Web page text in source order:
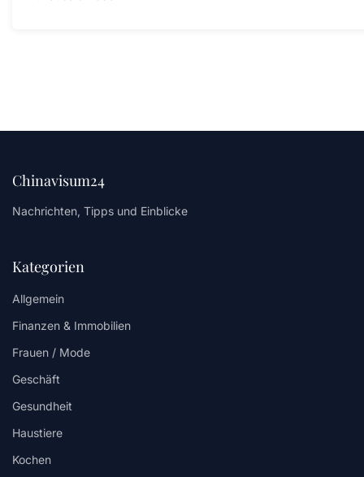
Chinavisum24
Nachrichten, Tipps und Einblicke
Kategorien
Allgemein
Finanzen & Immobilien
Frauen / Mode
Geschäft
Gesundheit
Haustiere
Kochen